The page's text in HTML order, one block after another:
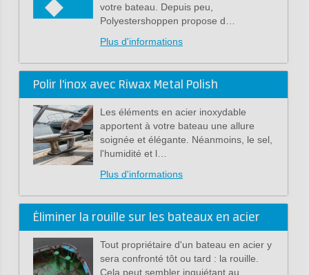
votre bateau. Depuis peu,
Polyestershoppen propose d…
Plus d'informations
Polir l'inox avec Riwax Metal Polish
Les éléments en acier inoxydable
apportent à votre bateau une allure
soignée et élégante. Néanmoins, le sel,
l'humidité et l…
Plus d'informations
Éliminer la rouille sur les bateaux en acier
Tout propriétaire d'un bateau en acier y
sera confronté tôt ou tard : la rouille.
Cela peut sembler inquiétant au